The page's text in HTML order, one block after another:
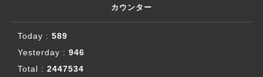
カウンター
Today : 589
Yesterday : 946
Total : 2447534